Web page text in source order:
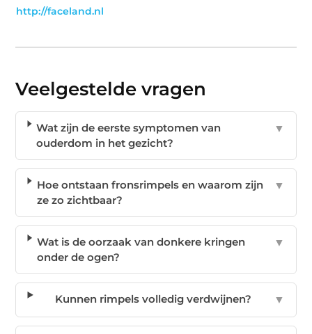
http://faceland.nl
Veelgestelde vragen
Wat zijn de eerste symptomen van
ouderdom in het gezicht?
▼
Hoe ontstaan fronsrimpels en waarom zijn
ze zo zichtbaar?
▼
Wat is de oorzaak van donkere kringen
onder de ogen?
▼
Kunnen rimpels volledig verdwijnen? ▼